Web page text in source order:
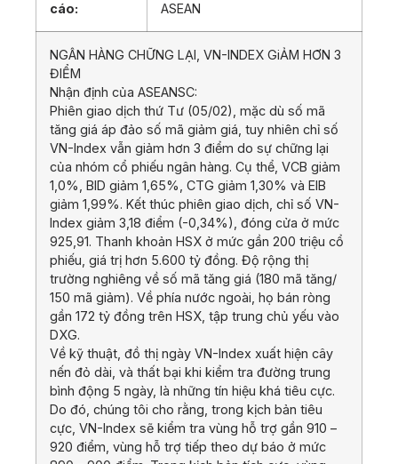
cáo:
ASEAN
NGÂN HÀNG CHỮNG LẠI, VN-INDEX GiẢM HƠN 3
ĐIỂM
Nhận định của ASEANSC:
Phiên giao dịch thứ Tư (05/02), mặc dù số mã
tăng giá áp đảo số mã giảm giá, tuy nhiên chỉ số
VN-Index vẫn giảm hơn 3 điểm do sự chững lại
của nhóm cổ phiếu ngân hàng. Cụ thể, VCB giảm
1,0%, BID giảm 1,65%, CTG giảm 1,30% và EIB
giảm 1,99%. Kết thúc phiên giao dịch, chỉ số VN-
Index giảm 3,18 điểm (-0,34%), đóng cửa ở mức
925,91. Thanh khoản HSX ở mức gần 200 triệu cổ
phiếu, giá trị hơn 5.600 tỷ đồng. Độ rộng thị
trường nghiêng về số mã tăng giá (180 mã tăng/
150 mã giảm). Về phía nước ngoài, họ bán ròng
gần 172 tỷ đồng trên HSX, tập trung chủ yếu vào
DXG.
Về kỹ thuật, đồ thị ngày VN-Index xuất hiện cây
nến đỏ dài, và thất bại khi kiểm tra đường trung
bình động 5 ngày, là những tín hiệu khá tiêu cực.
Do đó, chúng tôi cho rằng, trong kịch bản tiêu
cực, VN-Index sẽ kiểm tra vùng hỗ trợ gần 910 –
920 điểm, vùng hỗ trợ tiếp theo dự báo ở mức